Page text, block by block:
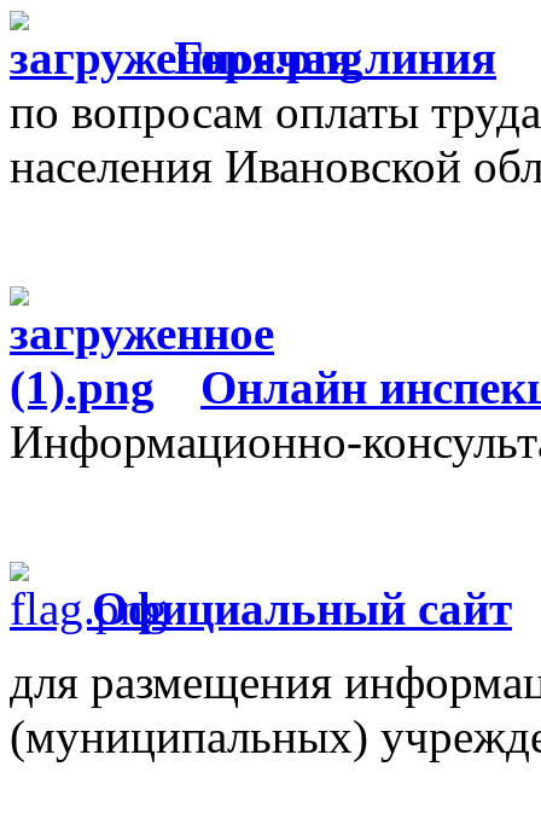
Горячая линия
по вопросам оплаты
населения Ивановской
Онлайн
Информационно-
Официальный сайт
для размещения
(муниципальных)